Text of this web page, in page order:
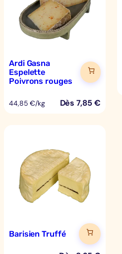
Ardi Gasna
Espelette
Poivrons rouges
44,85 €/kg Dès7,85€
Barisien Truffé